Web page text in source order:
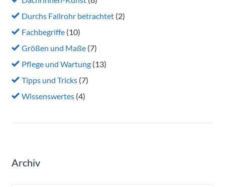
Durchs Fallrohr betrachtet (2)
Fachbegriffe (10)
Größen und Maße (7)
Pflege und Wartung (13)
Tipps und Tricks (7)
Wissenswertes (4)
Archiv